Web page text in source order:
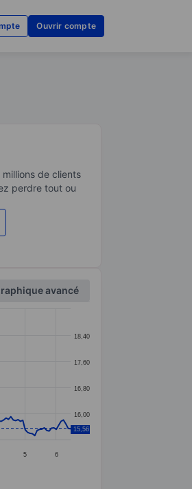
Ouvrir compte
de clients
perdre tout ou
avancé
5 6
16,00
16,80
17,60
18,40
15,56